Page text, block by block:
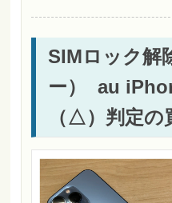
SIMロック解
ー） au
（△）判定の